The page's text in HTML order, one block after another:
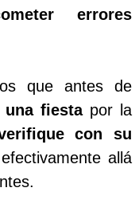
errores
que antes de
una fiestapor la
con su
allá